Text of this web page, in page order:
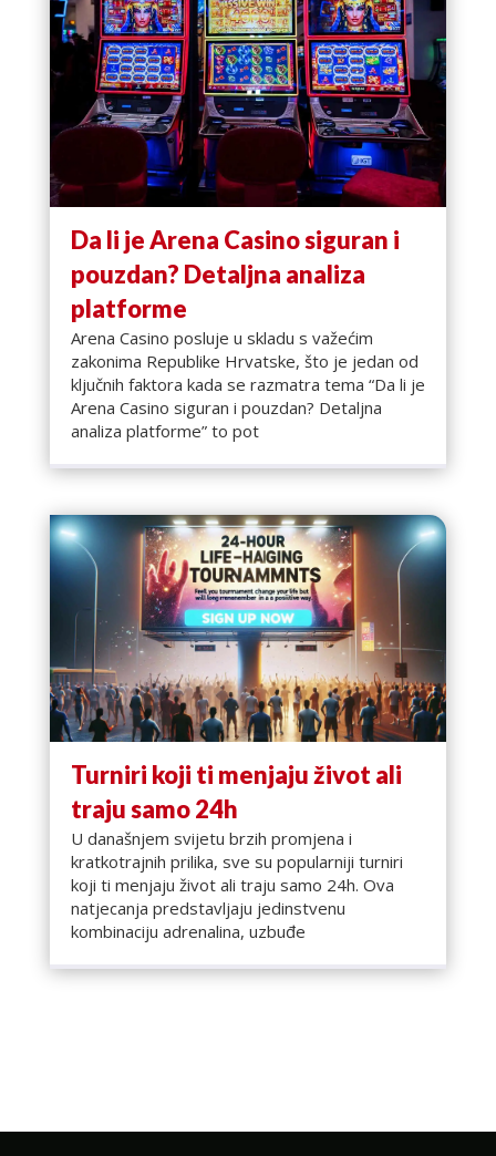
Da li je Arena Casino siguran i
pouzdan? Detaljna analiza
platforme
Arena Casino posluje u skladu s važećim
zakonima Republike Hrvatske, što je jedan od
ključnih faktora kada se razmatra tema “Da li je
Arena Casino siguran i pouzdan? Detaljna
analiza platforme” to pot
Turniri koji ti menjaju život ali
traju samo 24h
U današnjem svijetu brzih promjena i
kratkotrajnih prilika, sve su popularniji turniri
koji ti menjaju život ali traju samo 24h. Ova
natjecanja predstavljaju jedinstvenu
kombinaciju adrenalina, uzbuđe